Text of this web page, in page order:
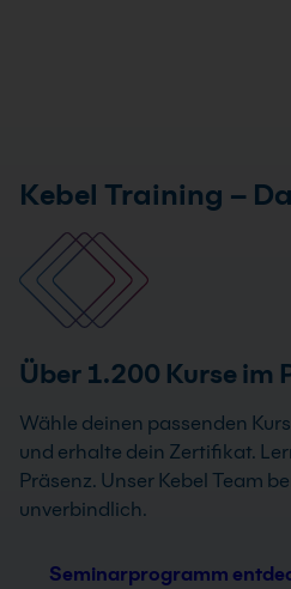
Kebel Training –
Über 1.200 Kurse im
Wähle deinen passenden
und erhalte dein Zertifikat.
Präsenz. Unser Kebel Team
unverbindlich.
Seminarprogramm